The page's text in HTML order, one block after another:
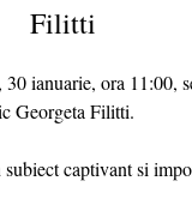
Filitti
ianuarie, ora 11:00,
Georgeta Filitti.
captivant si